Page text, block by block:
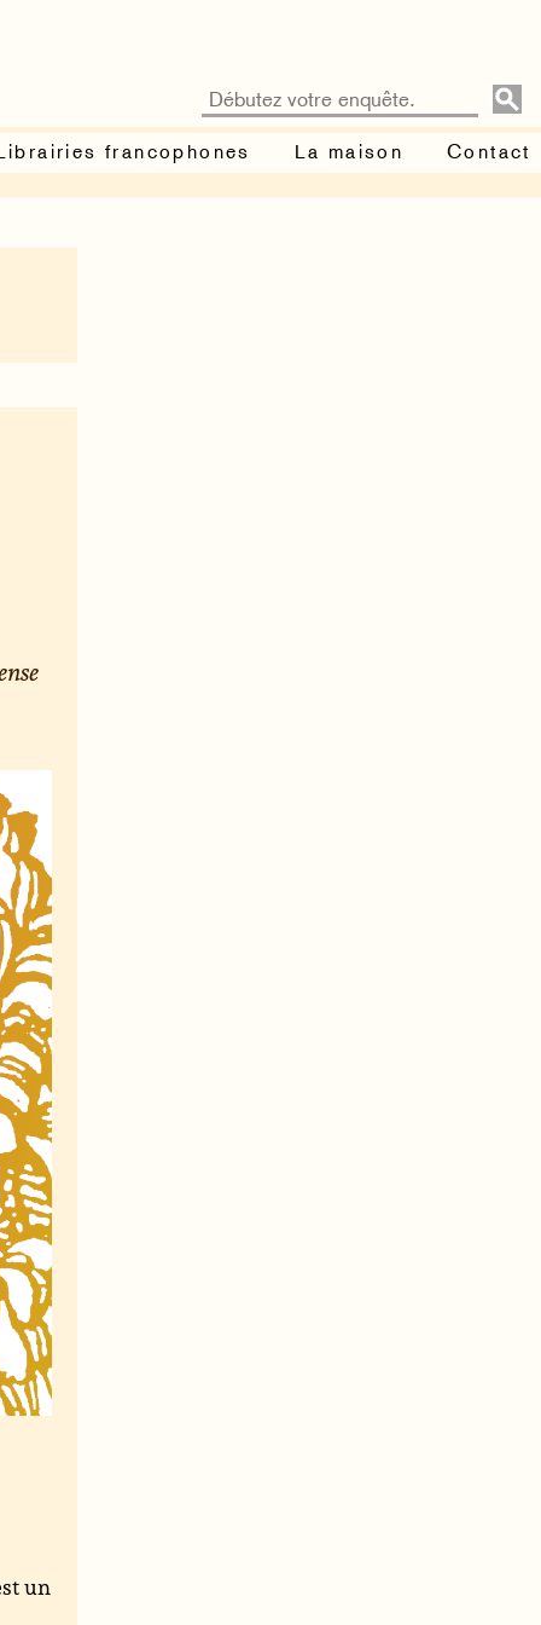
francophones La maison Contact
un